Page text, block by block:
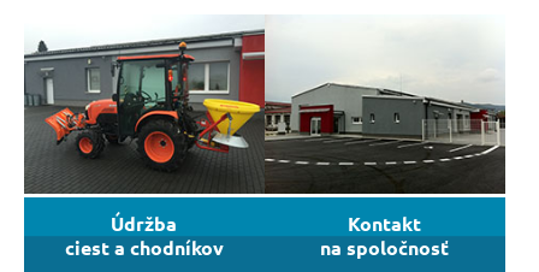
Údržba
ciest a chodníkov
Kontakt
na spoločnosť